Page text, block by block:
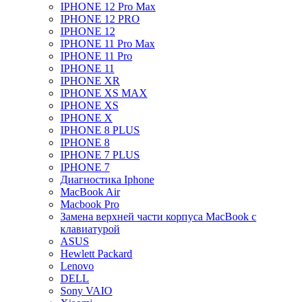
IPHONE 12 Pro Max
IPHONE 12 PRO
IPHONE 12
IPHONE 11 Pro Max
IPHONE 11 Pro
IPHONE 11
IPHONE XR
IPHONE XS MAX
IPHONE XS
IPHONE X
IPHONE 8 PLUS
IPHONE 8
IPHONE 7 PLUS
IPHONE 7
Диагностика Iphone
MacBook Air
Macbook Pro
Замена верхней части корпуса MacBook с
клавиатурой
ASUS
Hewlett Packard
Lenovo
DELL
Sony VAIO